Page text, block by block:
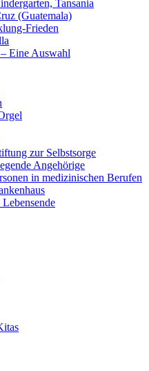
Tansania
(Guatemala)
Frieden
Eine Auswahl
zur Selbstsorge
Angehörige
in medizinischen Berufen